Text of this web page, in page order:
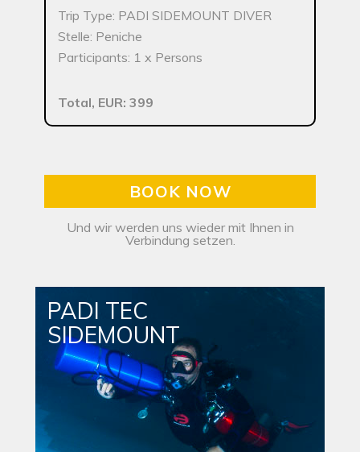
Trip Type: PADI SIDEMOUNT DIVER
Stelle: Peniche
Participants: 1 x Persons
Total, EUR: 399
BOOK NOW
Und wir werden uns wieder mit Ihnen in
Verbindung setzen.
PADI TEC
SIDEMOUNT